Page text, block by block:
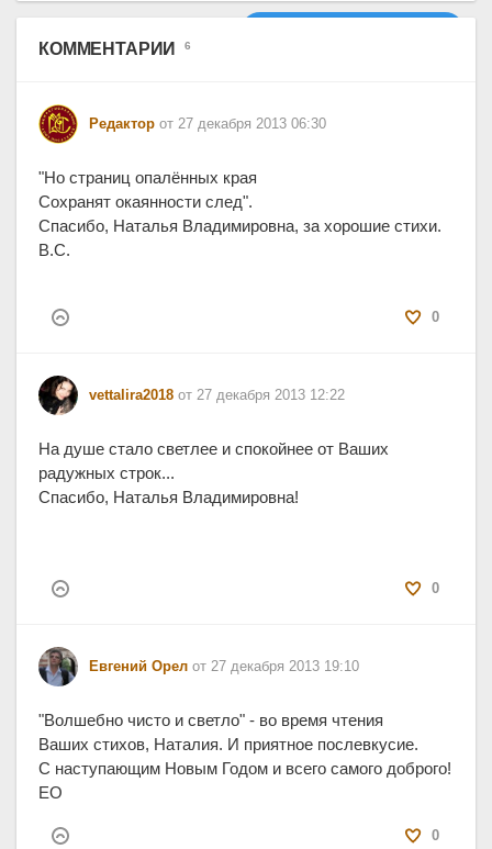
КОММЕНТАРИИ 6
Редактор от 27 декабря 2013 06:30
0
"Но страниц опалённых края
Сохранят окаянности след".
Спасибо, Наталья Владимировна, за хорошие стихи.
В.С.
vettalira2018 от 27 декабря 2013 12:22
0
На душе стало светлее и спокойнее от Ваших
радужных строк...
Спасибо, Наталья Владимировна!
Евгений Орел от 27 декабря 2013 19:10
0
"Волшебно чисто и светло" - во время чтения
Ваших стихов, Наталия. И приятное послевкусие.
С наступающим Новым Годом и всего самого доброго!
ЕО